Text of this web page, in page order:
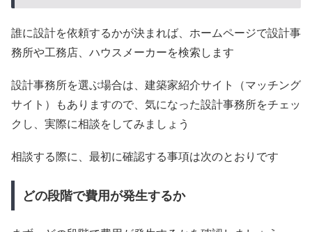
誰に設計を依頼するかが決まれば、ホームページで設計事
務所や工務店、ハウスメーカーを検索します
設計事務所を選ぶ場合は、建築家紹介サイト（マッチング
サイト）もありますので、気になった設計事務所をチェッ
クし、実際に相談をしてみましょう
相談する際に、最初に確認する事項は次のとおりです
どの段階で費用が発生するか